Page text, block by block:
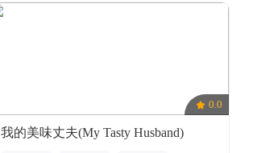
0.0
我的美味丈夫(My Tasty Husband)